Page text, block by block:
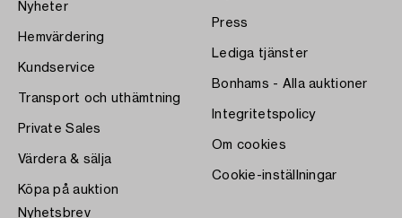
Nyheter
Hemvärdering
Kundservice
Transport och uthämtning
Private Sales
Värdera & sälja
Köpa på auktion
Press
Lediga tjänster
Bonhams - Alla auktioner
Integritetspolicy
Om cookies
Cookie-inställningar
Nyhetsbrev